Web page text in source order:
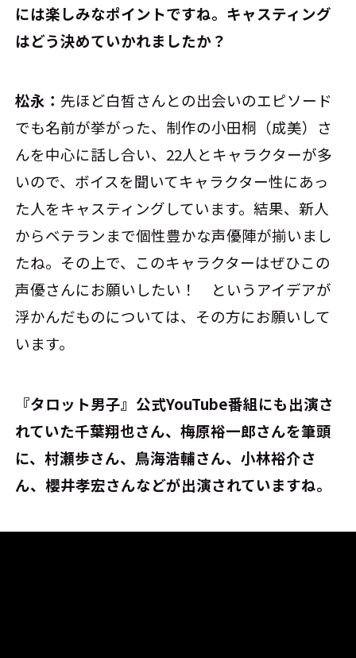
には楽しみなポイントですね。キャスティング
はどう決めていかれましたか？
松永： 先ほど白皙さんとの出会いのエピソード
でも名前が挙がった、制作の小田桐（成美）さ
んを中心に話し合い、22人とキャラクターが多
いので、ボイスを聞いてキャラクター性にあっ
た人をキャスティングしています。結果、新人
からベテランまで個性豊かな声優陣が揃いまし
たね。その上で、このキャラクターはぜひこの
声優さんにお願いしたい！ というアイデアが
浮かんだものについては、その方にお願いして
います。
――『タロット男子』公式YouTube番組にも出演さ
れていた千葉翔也さん、梅原裕一郎さんを筆頭
に、村瀬歩さん、鳥海浩輔さん、小林裕介さ
ん、櫻井孝宏さんなどが出演されていますね。